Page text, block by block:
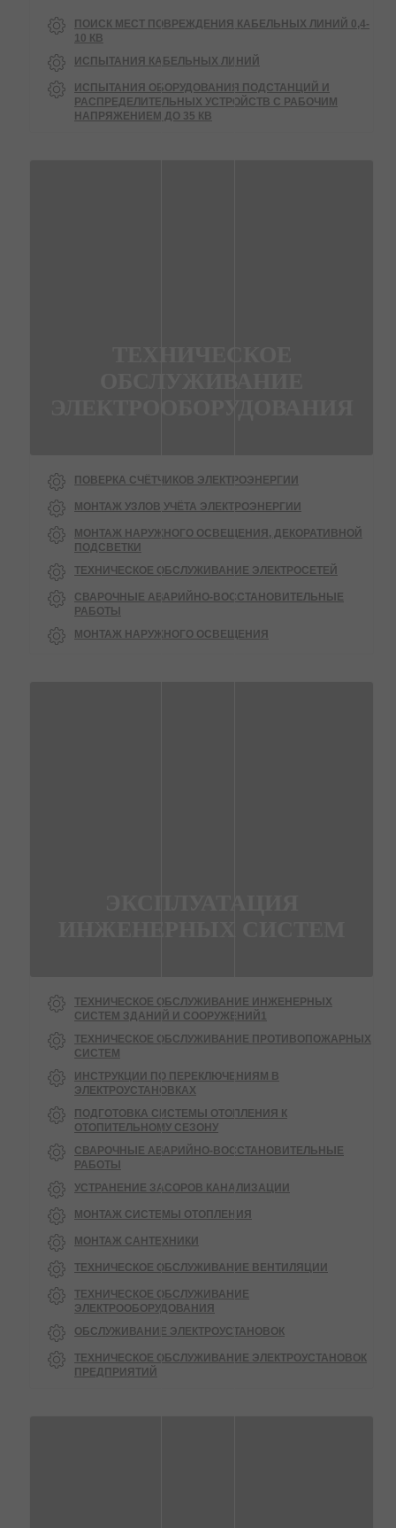
ПОИСК МЕСТ ПОВРЕЖДЕНИЯ КАБЕЛЬНЫХ ЛИНИЙ 0,4-
10 КВ
ИСПЫТАНИЯ КАБЕЛЬНЫХ ЛИНИЙ
ИСПЫТАНИЯ ОБОРУДОВАНИЯ ПОДСТАНЦИЙ И
РАСПРЕДЕЛИТЕЛЬНЫХ УСТРОЙСТВ С РАБОЧИМ
НАПРЯЖЕНИЕМ ДО 35 КВ
ПОВЕРКА СЧЁТЧИКОВ ЭЛЕКТРОЭНЕРГИИ
МОНТАЖ УЗЛОВ УЧЁТА ЭЛЕКТРОЭНЕРГИИ
МОНТАЖ НАРУЖНОГО ОСВЕЩЕНИЯ, ДЕКОРАТИВНОЙ
ПОДСВЕТКИ
ТЕХНИЧЕСКОЕ ОБСЛУЖИВАНИЕ ЭЛЕКТРОСЕТЕЙ
СВАРОЧНЫЕ АВАРИЙНО-ВОССТАНОВИТЕЛЬНЫЕ
РАБОТЫ
МОНТАЖ НАРУЖНОГО ОСВЕЩЕНИЯ
ТЕХНИЧЕСКОЕ ОБСЛУЖИВАНИЕ ИНЖЕНЕРНЫХ
СИСТЕМ ЗДАНИЙ И СООРУЖЕНИЙ1
ТЕХНИЧЕСКОЕ ОБСЛУЖИВАНИЕ ПРОТИВОПОЖАРНЫХ
СИСТЕМ
ИНСТРУКЦИИ ПО ПЕРЕКЛЮЧЕНИЯМ В
ЭЛЕКТРОУСТАНОВКАХ
ПОДГОТОВКА СИСТЕМЫ ОТОПЛЕНИЯ К
ОТОПИТЕЛЬНОМУ СЕЗОНУ
СВАРОЧНЫЕ АВАРИЙНО-ВОССТАНОВИТЕЛЬНЫЕ
РАБОТЫ
УСТРАНЕНИЕ ЗАСОРОВ КАНАЛИЗАЦИИ
МОНТАЖ СИСТЕМЫ ОТОПЛЕНИЯ
МОНТАЖ САНТЕХНИКИ
ТЕХНИЧЕСКОЕ ОБСЛУЖИВАНИЕ ВЕНТИЛЯЦИИ
ТЕХНИЧЕСКОЕ ОБСЛУЖИВАНИЕ
ЭЛЕКТРООБОРУДОВАНИЯ
ОБСЛУЖИВАНИЕ ЭЛЕКТРОУСТАНОВОК
ТЕХНИЧЕСКОЕ ОБСЛУЖИВАНИЕ ЭЛЕКТРОУСТАНОВОК
ПРЕДПРИЯТИЙ